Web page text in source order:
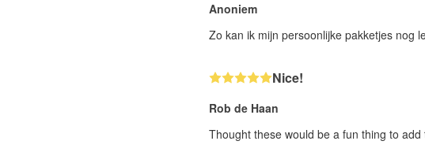
Anoniem
Zo kan ik mijn persoonlijke pakketjes nog
Nice!
Rob de Haan
Thought these would be a fun thing to